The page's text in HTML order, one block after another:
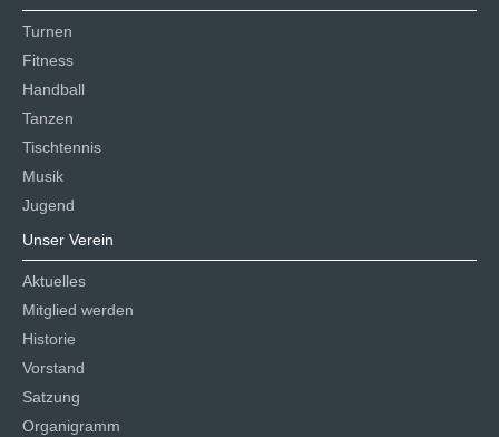
Turnen
Fitness
Handball
Tanzen
Tischtennis
Musik
Jugend
Unser Verein
Aktuelles
Mitglied werden
Historie
Vorstand
Satzung
Organigramm